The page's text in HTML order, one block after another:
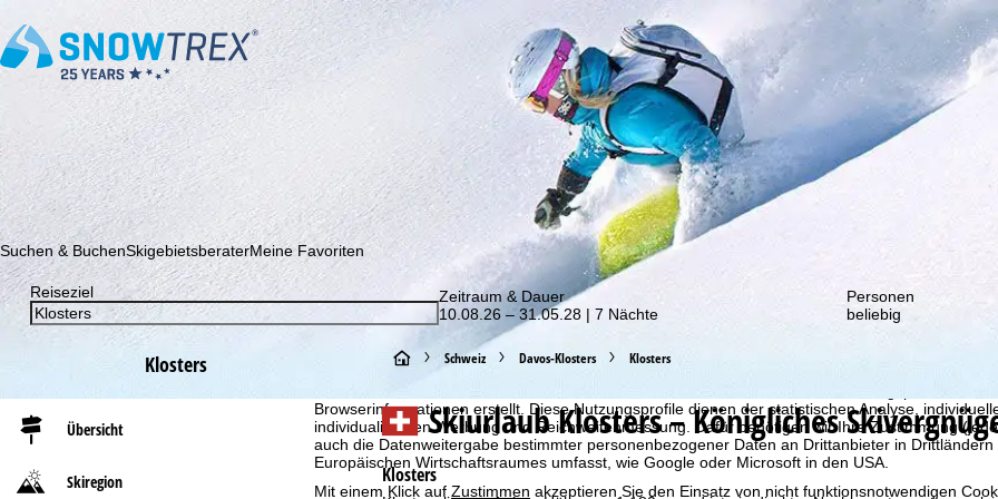
Browserinformationen erstellt. Diese Nutzungsprofile dienen der statistischen Analyse,
individualisierten Werbung und Reichweitenmessung. Dafür benötigen wir Ihre Zustimmung
auch die Datenweitergabe bestimmter personenbezogener Daten an Drittanbieter in
Europäischen Wirtschaftsraumes umfasst, wie Google oder Microsoft in den USA.
Mit einem Klick auf Zustimmen akzeptieren Sie den Einsatz von nicht funktionsnotwendigen
Abonnieren Sie unseren Newsletter und erfahren Sie als Erster von unseren Rabatt-Aktionen!
Suchen & BuchenSkigebietsberaterMeine Favoriten
Reiseziel
Zeitraum & Dauer
10.08.26 – 31.05.28 | 7 Nächte
Personen
beliebig
Klosters
Übersicht
Skiregion
S
t
a
r
Schweiz Davos-Klosters Klosters
SkiurlaubKlosters – Königliches
Klosters